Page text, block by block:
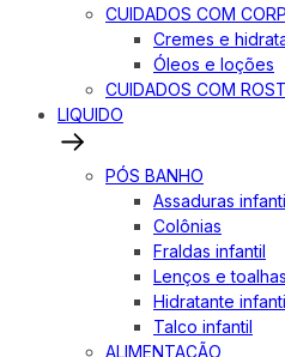
CUIDADOS COM
Cremes e
Óleos e loções
CUIDADOS COM
LIQUIDO
PÓS BANHO
Assaduras
Colônias
Fraldas infantil
Lenços e
Hidratante
Talco infantil
ALIMENTAÇÃO